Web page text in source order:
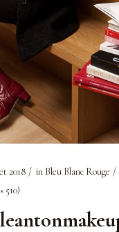
2018 in Bleu Blanc Rouge
510)